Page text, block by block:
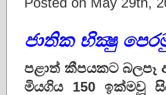
ජාතික භික්‍ෂු
පළාත් කීපයකට බලපෑ
මියගිය 150 ඉක්මවූ